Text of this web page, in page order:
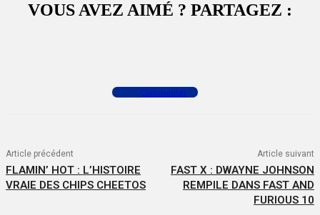
VOUS AVEZ AIMÉ ? PARTAGEZ :
Commenter
Article précédent
FLAMIN’ HOT : L’HISTOIRE
VRAIE DES CHIPS CHEETOS
Article suivant
FAST X : DWAYNE JOHNSON
REMPILE DANS FAST AND
FURIOUS 10